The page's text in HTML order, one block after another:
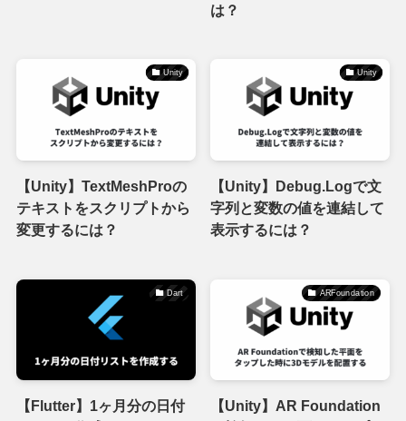
は？
Unity
【Unity】TextMeshProの
テキストをスクリプトから
変更するには？
Unity
【Unity】Debug.Logで文
字列と変数の値を連結して
表示するには？
Dart
【Flutter】1ヶ月分の日付
ARFoundation
【Unity】AR Foundation